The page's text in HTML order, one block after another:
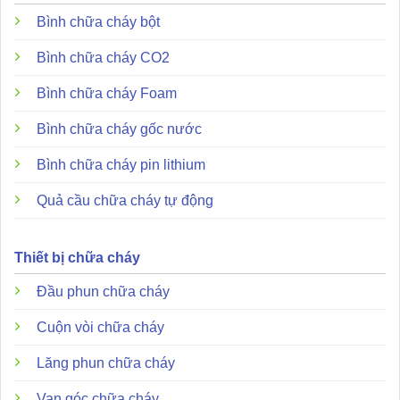
Tiêu chuẩn:Đạt các chứng nhận quốc tế uy tín như
Bình chữa cháy bột
Bình chữa cháy CO2
Bình chữa cháy Foam
Bình chữa cháy gốc nước
Bình chữa cháy pin lithium
Quả cầu chữa cháy tự động
Thiết bị chữa cháy
Đầu phun chữa cháy
Cuộn vòi chữa cháy
Lăng phun chữa cháy